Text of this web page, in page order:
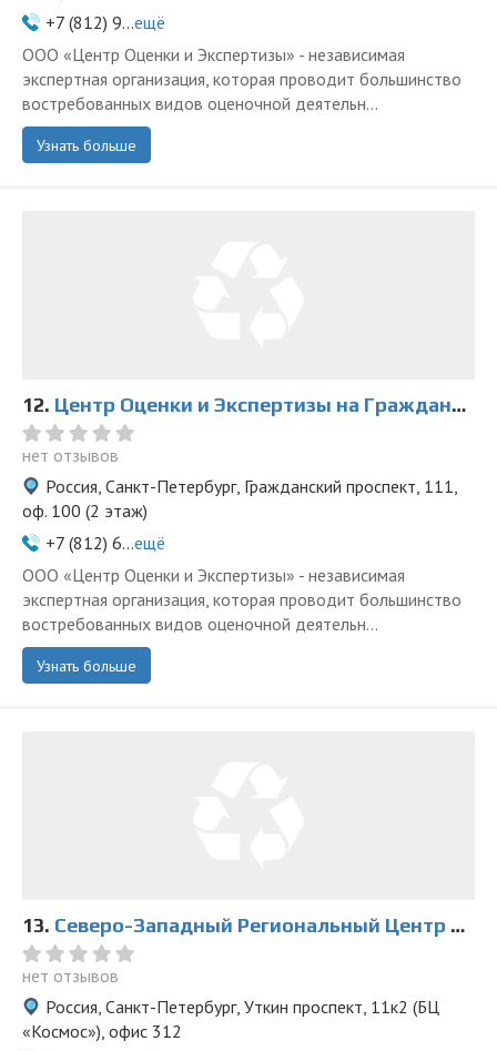
+7 (812) 9...ещё
ООО «Центр Оценки и Экспертизы» - независимая
экспертная организация, которая проводит большинство
востребованных видов оценочной деятельн...
Узнать больше
12. Центр Оценки и Экспертизы на Гражданском
нет отзывов
Россия, Санкт-Петербург, Гражданский проспект, 111,
оф. 100 (2 этаж)
+7 (812) 6...ещё
ООО «Центр Оценки и Экспертизы» - независимая
экспертная организация, которая проводит большинство
востребованных видов оценочной деятельн...
Узнать больше
13. Северо-Западный Региональный Центр Экспертиз
нет отзывов
Россия, Санкт-Петербург, Уткин проспект, 11к2 (БЦ
«Космос»), офис 312